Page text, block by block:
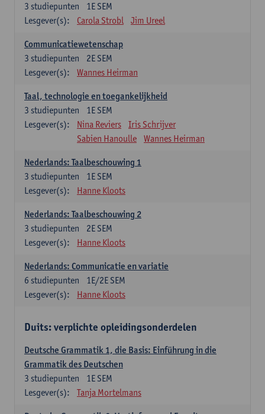
1E SEM
3 studiepunten
Lesgever(s):
Carola Strobl Jim Ureel
Communicatiewetenschap
2E SEM
3 studiepunten
Lesgever(s):
Wannes Heirman
Taal, technologie en toegankelijkheid
1E SEM
3 studiepunten
Lesgever(s):
Nina Reviers
Iris Schrijver
Sabien Hanoulle
Wannes Heirman
Nederlands: Taalbeschouwing 1
1E SEM
3 studiepunten
Lesgever(s):
Hanne Kloots
Nederlands: Taalbeschouwing 2
2E SEM
3 studiepunten
Lesgever(s):
Hanne Kloots
Nederlands: Communicatie en variatie
1E/2E SEM
6 studiepunten
Lesgever(s):
Hanne Kloots
Duits: verplichte opleidingsonderdelen
Deutsche Grammatik 1, die Basis: Einführung in die
Grammatik des Deutschen
1E SEM
3 studiepunten
Lesgever(s):
Tanja Mortelmans